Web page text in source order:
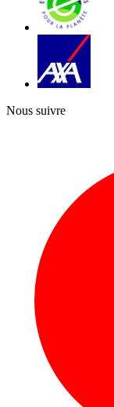
Nous suivre